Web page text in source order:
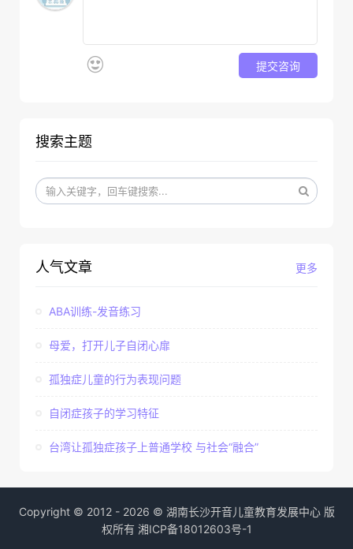
提交咨询
搜索主题
更多
人气文章
ABA训练-发音练习
母爱，打开儿子自闭心扉
孤独症儿童的行为表现问题
自闭症孩子的学习特征
台湾让孤独症孩子上普通学校 与社会“融合”
Copyright © 2012 - 2026 © 湖南长沙开音儿童教育发展中心 版
权所有 湘ICP备18012603号-1